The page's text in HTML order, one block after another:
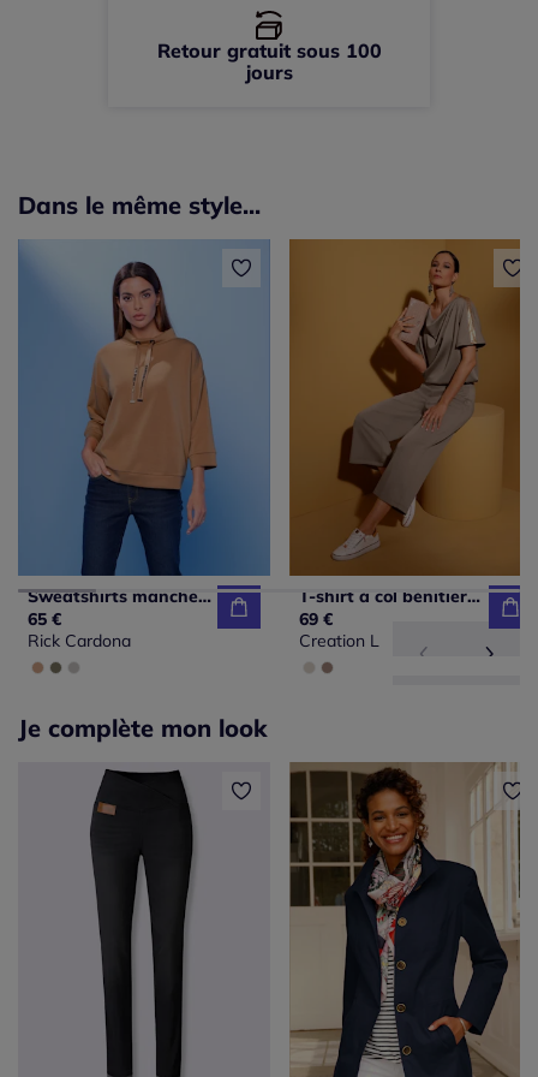
Retour gratuit sous 100
jours
Dans le même style...
Sweatshirts mancherons avec col montant et détails fantaisie
65 €
Rick Cardona
T-shirt à col bénitier avec mancherons et motifs brillants
69 €
Creation L
Je complète mon look